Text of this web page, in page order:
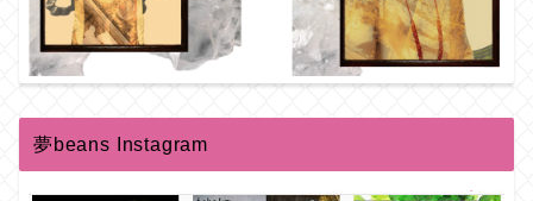
夢beans Instagram